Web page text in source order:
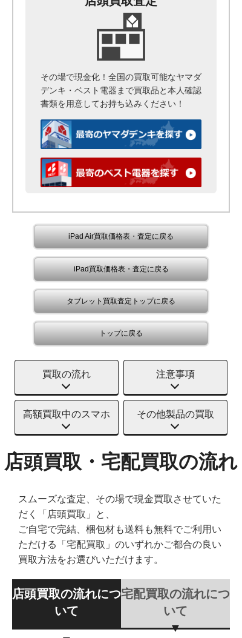
その場で現金化！全国の買取可能なヤマダ
デンキ・ベスト電器まで買取品と本人確認
書類を用意してお持ち込みください！
iPad Air買取価格表・査定に戻る
iPad買取価格表・査定に戻る
タブレット買取査定トップに戻る
トップに戻る
買取の流れ 注意事項
高額買取中のスマホ その他製品の買取
店頭買取・宅配買取の流れ
スムーズな査定、その場で現金買取させていた
だく「店頭買取」と、
ご自宅で完結、梱包材も送料も無料でご利用い
ただける「宅配買取」のいずれかご都合の良い
買取方法をお選びいただけます。
店頭買取の流れにつ
いて
宅配買取の流れにつ
いて